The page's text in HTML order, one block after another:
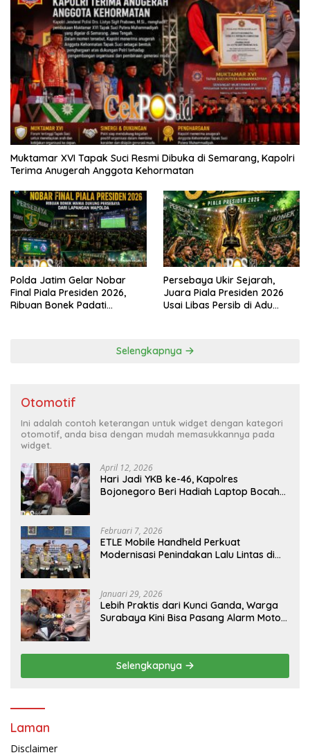
Muktamar XVI Tapak Suci Resmi Dibuka di Semarang, Kapolri
Terima Anugerah Anggota Kehormatan
Polda Jatim Gelar Nobar
Final Piala Presiden 2026,
Ribuan Bonek Padati
Persebaya Ukir Sejarah,
Juara Piala Presiden 2026
Usai Libas Persib di Adu
Selengkapnya
Otomotif
Ini adalah contoh keterangan untuk widget dengan kategori
otomotif, anda bisa dengan mudah memasukkannya pada
widget.
April 12, 2026
Hari Jadi YKB ke-46, Kapolres
Bojonegoro Beri Hadiah Laptop Bocah
Februari 7, 2026
ETLE Mobile Handheld Perkuat
Modernisasi Penindakan Lalu Lintas di
Januari 29, 2026
Lebih Praktis dari Kunci Ganda, Warga
Surabaya Kini Bisa Pasang Alarm Motor
Selengkapnya
Laman
Disclaimer